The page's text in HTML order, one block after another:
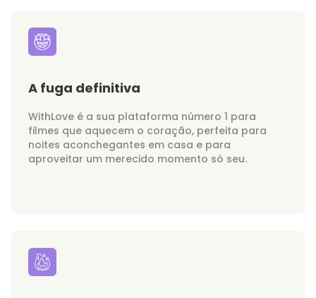
A fuga definitiva
WithLove é a sua plataforma número 1 para
filmes que aquecem o coração, perfeita para
noites aconchegantes em casa e para
aproveitar um merecido momento só seu.